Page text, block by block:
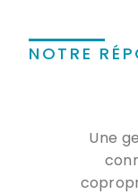
NOTRE
Une